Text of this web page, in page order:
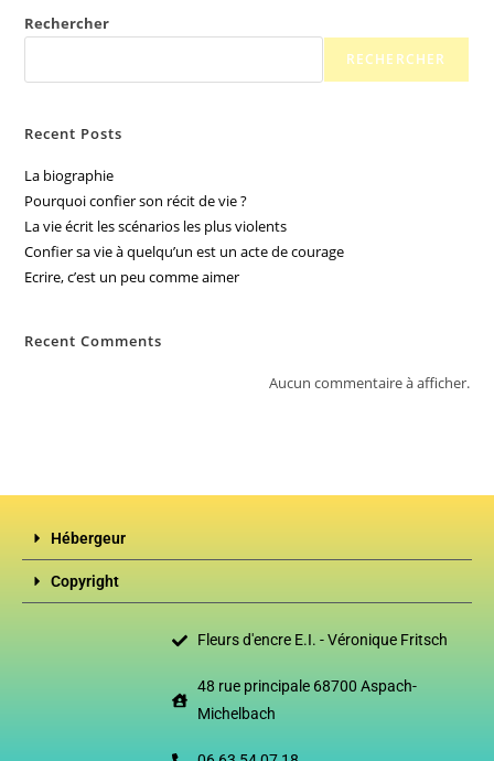
Rechercher
RECHERCHER
Recent Posts
La biographie
Pourquoi confier son récit de vie ?
La vie écrit les scénarios les plus violents
Confier sa vie à quelqu’un est un acte de courage
Ecrire, c’est un peu comme aimer
Recent Comments
Aucun commentaire à afficher.
Hébergeur
Copyright
Fleurs d'encre E.I. - Véronique Fritsch
48 rue principale 68700 Aspach-
Michelbach